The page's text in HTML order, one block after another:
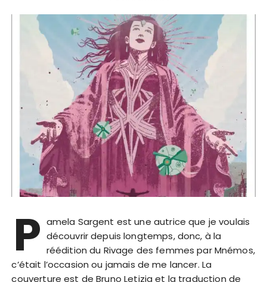
P amela Sargent est une autrice que je voulais
découvrir depuis longtemps, donc, à la
réédition du Rivage des femmes par Mnémos,
c’était l’occasion ou jamais de me lancer. La
couverture est de Bruno Letizia et la traduction de